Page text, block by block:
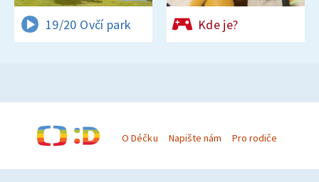
19/20 Ovčí park Kde je?
O Déčku Napište nám Pro rodiče